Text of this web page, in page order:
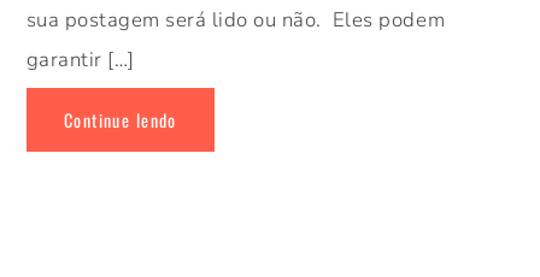
sua postagem será lido ou não. Eles podem
garantir […]
Continue lendo